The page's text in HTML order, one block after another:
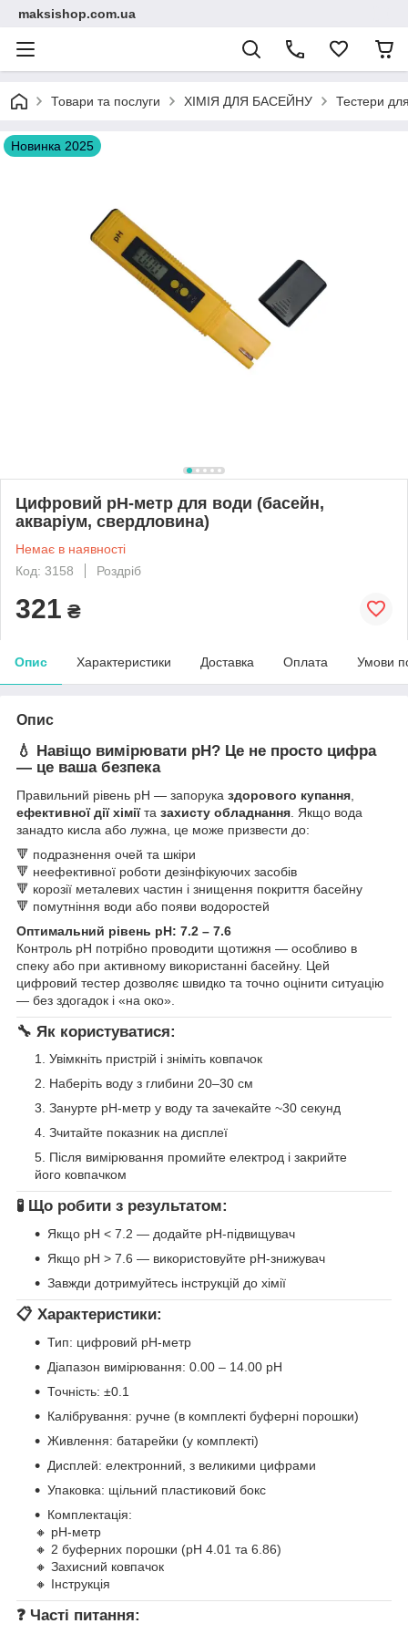
maksishop.com.ua
Товари та послуги ХІМІЯ ДЛЯ БАСЕЙНУ Тестери
Новинка 2025
Цифровий pH-метр для води (басейн,
акваріум, свердловина)
Немає в наявності
Код: 3158
Роздріб
321 ₴
Опис Характеристики Доставка Оплата Умови
Опис
💧 Навіщо вимірювати pH? Це не просто цифра
— це ваша безпека
Правильний рівень pH — запорука здорового купання
ефективної дії хіміїта захисту обладнання . Якщо вода
занадто кисла або лужна, це може призвести до:
🔻 подразнення очей та шкіри
🔻 неефективної роботи дезінфікуючих засобів
🔻 корозії металевих частин і знищення покриття басейну
🔻 помутніння води або появи водоростей
Оптимальний рівень pH: 7.2 – 7.6
Контроль pH потрібно проводити щотижня — особливо в
спеку або при активному використанні басейну. Цей
цифровий тестер дозволяє швидко та точно оцінити ситуацію
— без здогадок і «на око».
🔧 Як користуватися:
Увімкніть пристрій і зніміть ковпачок
Наберіть воду з глибини 20–30 см
Занурте pH-метр у воду та зачекайте ~30 секунд
Зчитайте показник на дисплеї
Після вимірювання промийте електрод і закрийте
його ковпачком
🧪 Що робити з результатом:
Якщо pH < 7.2 — додайте pH-підвищувач
Якщо pH > 7.6 — використовуйте pH-знижувач
Завжди дотримуйтесь інструкцій до хімії
📋 Характеристики:
Тип: цифровий pH-метр
Діапазон вимірювання: 0.00 – 14.00 pH
Точність: ±0.1
Калібрування: ручне (в комплекті буферні порошки)
Живлення: батарейки (у комплекті)
Дисплей: електронний, з великими цифрами
Упаковка: щільний пластиковий бокс
Комплектація:
🔸 pH-метр
🔸 2 буферних порошки (pH 4.01 та 6.86)
🔸 Захисний ковпачок
🔸 Інструкція
❓ Часті питання: